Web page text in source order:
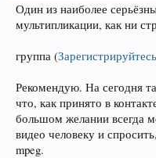
Один из наиболее
мультипликации, как ни
группа (Зарегистрируйтесь
Рекомендую. На сегодня
что, как принято в
большом желании всегда
видео человеку и
mpeg.